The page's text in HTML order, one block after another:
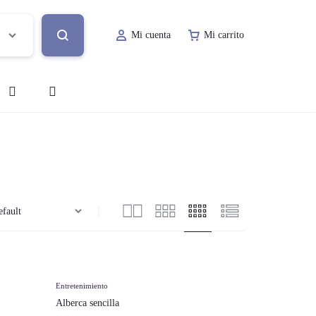
Mi cuenta Mi carrito
Papelería Social
Entretenimiento
Alberca sencilla